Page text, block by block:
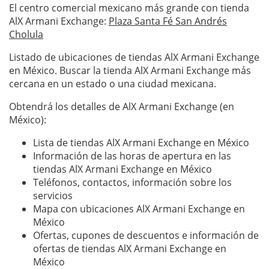
El centro comercial mexicano más grande con tienda
AlX Armani Exchange: Plaza Santa Fé San Andrés
Cholula
Listado de ubicaciones de tiendas AlX Armani Exchange
en México. Buscar la tienda AlX Armani Exchange más
cercana en un estado o una ciudad mexicana.
Obtendrá los detalles de AlX Armani Exchange (en
México):
Lista de tiendas AlX Armani Exchange en México
Información de las horas de apertura en las
tiendas AlX Armani Exchange en México
Teléfonos, contactos, información sobre los
servicios
Mapa con ubicaciones AlX Armani Exchange en
México
Ofertas, cupones de descuentos e información de
ofertas de tiendas AlX Armani Exchange en
México